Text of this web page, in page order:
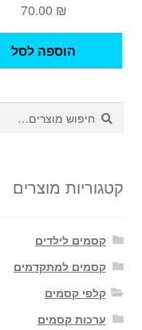
70.00 ₪
הוספה לסל
חיפוש
עבור:
חיפוש
קטגוריות מוצרים
קסמים לילדים
קסמים למתקדמים
קלפי קסמים
ערכות קסמים